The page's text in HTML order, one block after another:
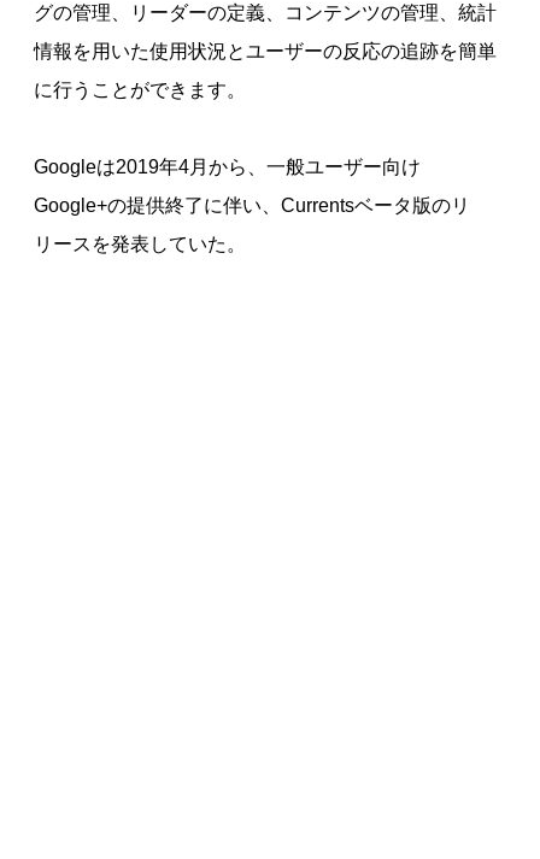
グの管理、リーダーの定義、コンテンツの管理、統計
情報を用いた使用状況とユーザーの反応の追跡を簡単
に行うことができます。
Googleは2019年4月から、一般ユーザー向け
Google+の提供終了に伴い、Currentsベータ版のリ
リースを発表していた。